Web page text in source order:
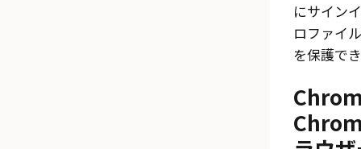
にサイン
ロファイ
を保護で